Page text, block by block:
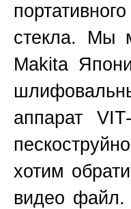
стекла. Мы
Makita
аппарат
хотим
видео файл.